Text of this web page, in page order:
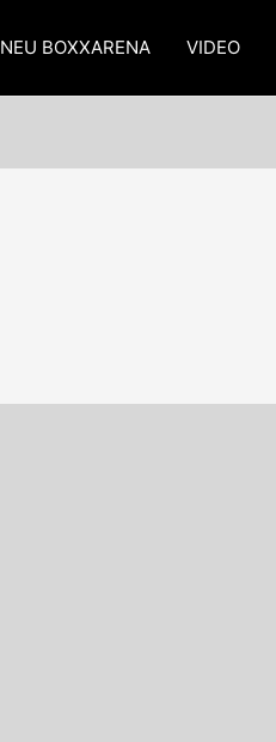
NEU BOXXARENA VIDEO